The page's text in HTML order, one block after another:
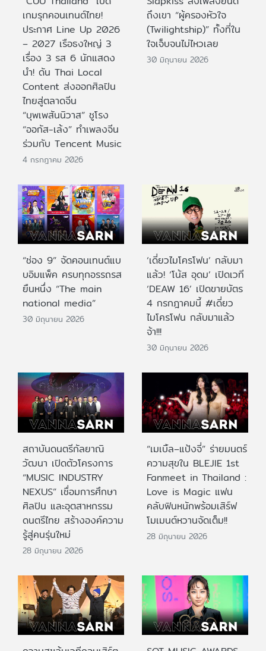
เกมรุกคอนเทนต์ไทย!
ประกาศ Line Up 2026
– 2027 เรือธงใหญ่ 3
เรื่อง 3 รส 6 นักแสดง
นำ! ดัน Thai Local
Content ส่งออกศิลปิน
ไทยสู่ตลาดจีน
“บุพเพสันนิวาส” ชูโรง
“ออกัส-เล้ง” ทำเพลงจีน
ร่วมกับ Tencent Music
4 กรกฎาคม 2026
ถึงเขา “ผู้ครองหัวใจ
(Twilightship)” ทั้งที่ใน
ใจเจ็บจนไม่ไหวเลย
30 มิถุนายน 2026
“ช่อง 9” จัดคอนเทนต์แบ
บอิมแพ็ค ครบทุกอรรถรส
ยืนหนึ่ง “The main
national media”
30 มิถุนายน 2026
‘เดี่ยวไมโครโฟน’ กลับมา
แล้ว! ‘โน้ส อุดม’ เปิดเวที
‘DEAW 16’ เปิดขายบัตร
4 กรกฎาคมนี้ #เดี่ยว
ไมโครโฟน กลับมาแล้ว
จ้า!!!
30 มิถุนายน 2026
สถาบันดนตรีกัลยาณิ
วัฒนา เปิดตัวโครงการ
“MUSIC INDUSTRY
NEXUS” เชื่อมการศึกษา
ศิลปิน และอุตสาหกรรม
ดนตรีไทย สร้างองค์ความ
รู้สู่คนรุ่นใหม่
28 มิถุนายน 2026
“เมเบิ้ล–แป้งจี่” ร่ายมนตร์
ความสุขใน BLEJIE 1st
Fanmeet in Thailand :
Love is Magic แฟน
คลับฟินหนักพร้อมเสิร์ฟ
โมเมนต์หวานจัดเต็ม!!
28 มิถุนายน 2026